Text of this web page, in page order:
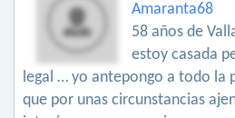
Amaranta68
58 años de
estoy casada
legal … yo antepongo a todo la
que por unas circunstancias